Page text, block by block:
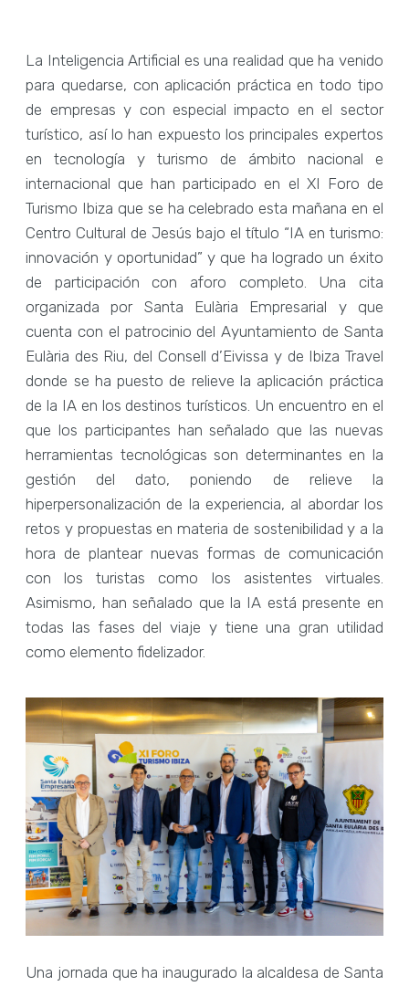
La Inteligencia Artificial es una realidad que ha venido
para quedarse, con aplicación práctica en todo tipo
de empresas y con especial impacto en el sector
turístico, así lo han expuesto los principales expertos
en tecnología y turismo de ámbito nacional e
internacional que han participado en el XI Foro de
Turismo Ibiza que se ha celebrado esta mañana en el
Centro Cultural de Jesús bajo el título “IA en turismo:
innovación y oportunidad” y que ha logrado un éxito
de participación con aforo completo. Una cita
organizada por Santa Eulària Empresarial y que
cuenta con el patrocinio del Ayuntamiento de Santa
Eulària des Riu, del Consell d’Eivissa y de Ibiza Travel
donde se ha puesto de relieve la aplicación práctica
de la IA en los destinos turísticos. Un encuentro en el
que los participantes han señalado que las nuevas
herramientas tecnológicas son determinantes en la
gestión del dato, poniendo de relieve la
hiperpersonalización de la experiencia, al abordar los
retos y propuestas en materia de sostenibilidad y a la
hora de plantear nuevas formas de comunicación
con los turistas como los asistentes virtuales.
Asimismo, han señalado que la IA está presente en
todas las fases del viaje y tiene una gran utilidad
como elemento fidelizador.
Una jornada que ha inaugurado la alcaldesa de Santa